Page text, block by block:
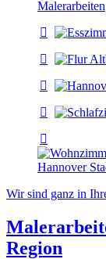
Wir sind ganz in
Region